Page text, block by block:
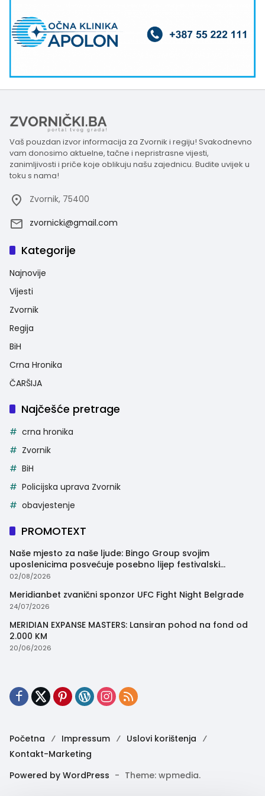
Vaš pouzdan izvor informacija za Zvornik i regiju! Svakodnevno
vam donosimo aktuelne, tačne i nepristrasne vijesti,
zanimljivosti i priče koje oblikuju našu zajednicu. Budite uvijek u
toku s nama!
Zvornik, 75400
zvornicki@gmail.com
Kategorije
Najnovije
Vijesti
Zvornik
Regija
BiH
Crna Hronika
ČARŠIJA
Najčešće pretrage
crna hronika
Zvornik
BiH
Policijska uprava Zvornik
obavjestenje
PROMOTEXT
Naše mjesto za naše ljude: Bingo Group svojim
uposlenicima posvećuje posebno lijep festivalski
trenutak
02/08/2026
Meridianbet zvanični sponzor UFC Fight Night Belgrade
24/07/2026
MERIDIAN EXPANSE MASTERS: Lansiran pohod na fond od
2.000 KM
20/06/2026
Početna Impressum
Uslovi korištenja
Kontakt-Marketing
Powered by WordPress - Theme: wpmedia.